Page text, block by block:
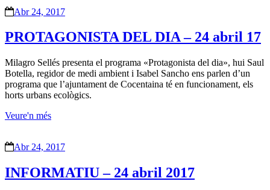
Abr 24, 2017
PROTAGONISTA DEL DIA – 24 abril 17
Milagro Sellés presenta el programa «Protagonista del dia», hui Saul
Botella, regidor de medi ambient i Isabel Sancho ens parlen d’un
programa que l’ajuntament de Cocentaina té en funcionament, els
horts urbans ecològics.
Veure'n més
Abr 24, 2017
INFORMATIU – 24 abril 2017